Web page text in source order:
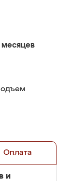
месяцев
Оплата
и